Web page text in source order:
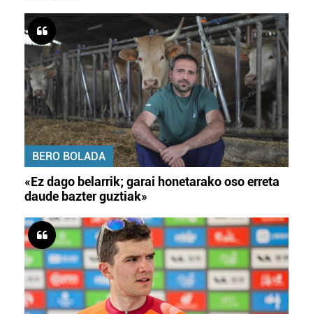
BERO BOLADA
«Ez dago belarrik; garai honetarako oso erreta
daude bazter guztiak»